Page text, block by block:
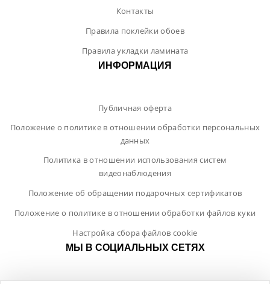
Контакты
Правила поклейки обоев
Правила укладки ламината
ИНФОРМАЦИЯ
Публичная оферта
Положение о политике в отношении обработки персональных
данных
Политика в отношении использования систем
видеонаблюдения
Положение об обращении подарочных сертификатов
Положение о политике в отношении обработки файлов куки
Настройка сбора файлов cookie
МЫ В СОЦИАЛЬНЫХ СЕТЯХ